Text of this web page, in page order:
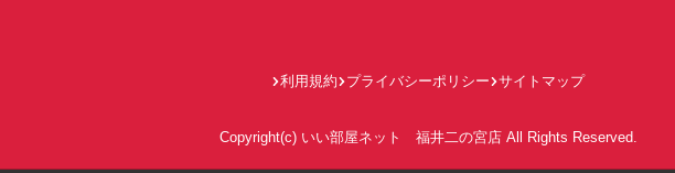
利用規約 プライバシーポリシー サイトマップ
Copyright(c) いい部屋ネット 福井二の宮店 All Rights Reserved.